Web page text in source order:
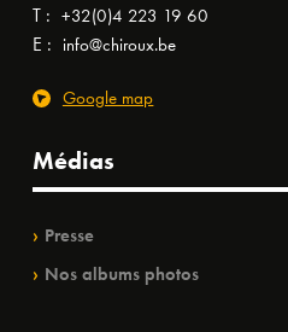
T : +32(0)4 223 19 60
E : info@chiroux.be
Google map
Médias
Presse
Nos albums photos